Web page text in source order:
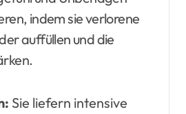
indem sie verlorene
auffüllen und die
Sie liefern intensive